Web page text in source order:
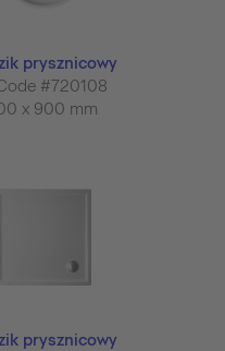
prysznicowy
#720108
x 900 mm
prysznicowy